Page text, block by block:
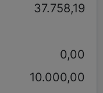
37.758,19
0,00
10.000,00